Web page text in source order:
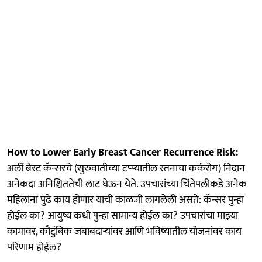
How to Lower Early Breast Cancer Recurrence Risk:
अर्ली ब्रेस्ट कॅन्सरचे (सुरुवातीच्या टप्प्यातील स्तनाचा कर्करोग) निदान
अनेकदा अनिश्चिततेची लाट घेऊन येते. उपचारांच्या चिंतेपलीकडे अनेक
महिलांना पुढे काय होणार याची काळजी लागलेली असते: कॅन्सर पुन्हा
होईल का? आयुष्य कधी पुन्हा सामान्य होईल का? उपचारांचा माझ्या
कामावर, कौटुंबिक जबाबदाऱ्यांवर आणि भविष्यातील योजनांवर काय
परिणाम होईल?